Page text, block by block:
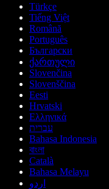
Türkçe
Tiếng Việt
Română
Português
Български
ქართული
Slovenčina
Slovenščina
Eesti
Hrvatski
Ελληνικά
עברית
Bahasa Indonesia
বাংলা
Català
Bahasa Melayu
اردو